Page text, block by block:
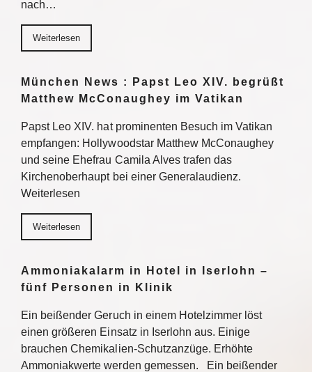
nach…
Weiterlesen
München News : Papst Leo XIV. begrüßt
Matthew McConaughey im Vatikan
Papst Leo XIV. hat prominenten Besuch im Vatikan
empfangen: Hollywoodstar Matthew McConaughey
und seine Ehefrau Camila Alves trafen das
Kirchenoberhaupt bei einer Generalaudienz.
Weiterlesen
Weiterlesen
Ammoniakalarm in Hotel in Iserlohn –
fünf Personen in Klinik
Ein beißender Geruch in einem Hotelzimmer löst
einen größeren Einsatz in Iserlohn aus. Einige
brauchen Chemikalien-Schutzanzüge. Erhöhte
Ammoniakwerte werden gemessen. Ein beißender